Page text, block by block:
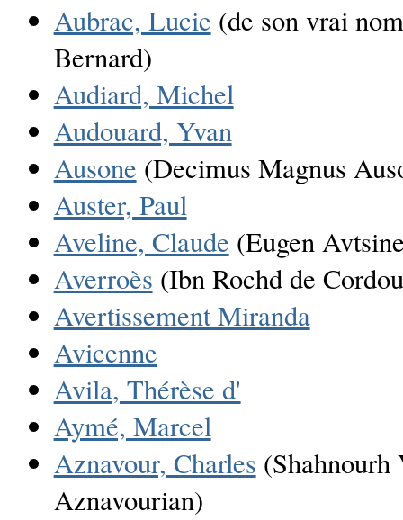
Aubrac, Lucie (de son vrai
Bernard)
Audiard, Michel
Audouard, Yvan
Ausone (Decimus Magnus
Auster, Paul
Aveline, Claude (Eugen
Averroès (Ibn Rochd de
Avertissement Miranda
Avicenne
Avila, Thérèse d'
Aymé, Marcel
Aznavour, Charles (Shahnourh
Aznavourian)